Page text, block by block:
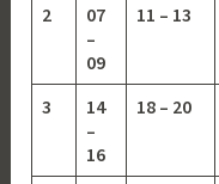
2
07
–
09
11 – 13
3
14
–
16
18 – 20